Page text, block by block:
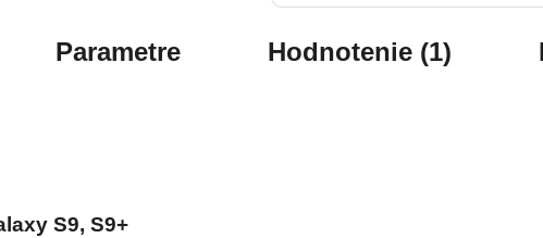
Parametre Hodnotenie (1)
S9, S9+